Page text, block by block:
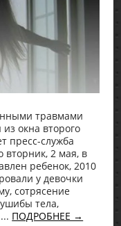
травмами
окна второго
пресс-служба
вторник, 2 мая, в
ребенок, 2010
у девочки
сотрясение
тела,
ПОДРОБНЕЕ →